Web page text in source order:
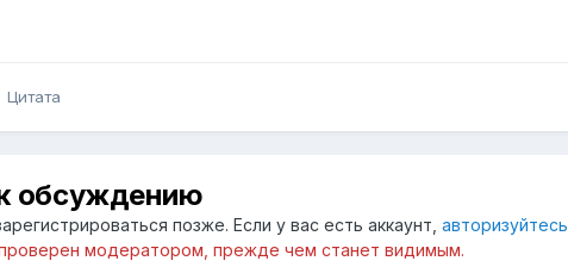
Цитата
обсуждению
позже. Если у вас есть аккаунт, авторизуйтесь
модератором, прежде чем станет видимым.